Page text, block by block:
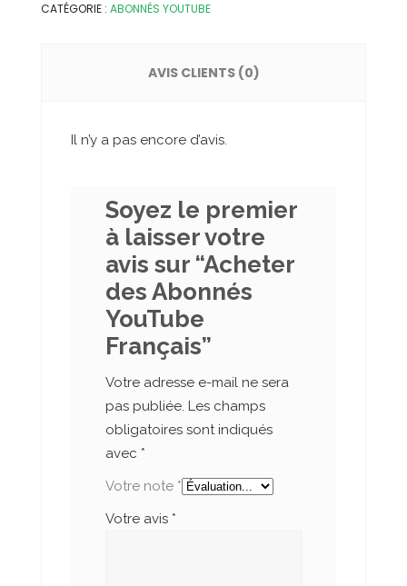
CATÉGORIE : ABONNÉS YOUTUBE
AVIS CLIENTS (0)
Il n’y a pas encore d’avis.
Soyez le premier
à laisser votre
avis sur “Acheter
des Abonnés
YouTube
Français”
Votre adresse e-mail ne sera
pas publiée. Les champs
obligatoires sont indiqués
avec *
Votre note *
Votre avis *